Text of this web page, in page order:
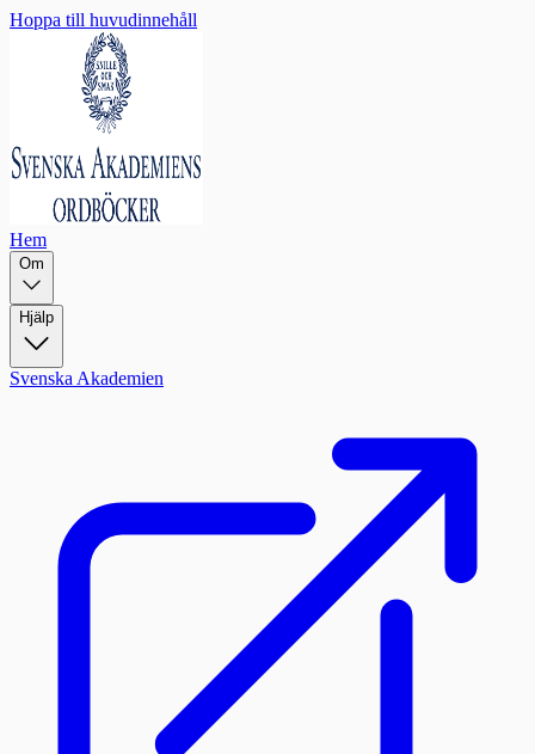
Hoppa till huvudinnehåll
Hem
Om
Hjälp
Svenska Akademien